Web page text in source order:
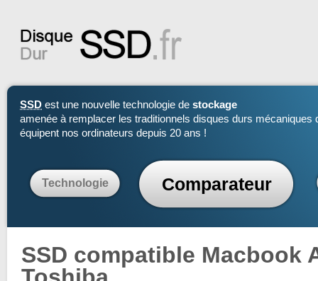
SSD est une nouvelle technologie de stockage
amenée à remplacer les traditionnels disques durs mécaniques
équipent nos ordinateurs depuis 20 ans !
Technologie Comparateur
SSD compatible Macbook